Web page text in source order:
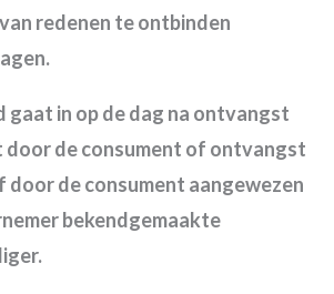
redenen te ontbinden
gaat in op de dag na ontvangst
door de consument of ontvangst
door de consument aangewezen
bekendgemaakte